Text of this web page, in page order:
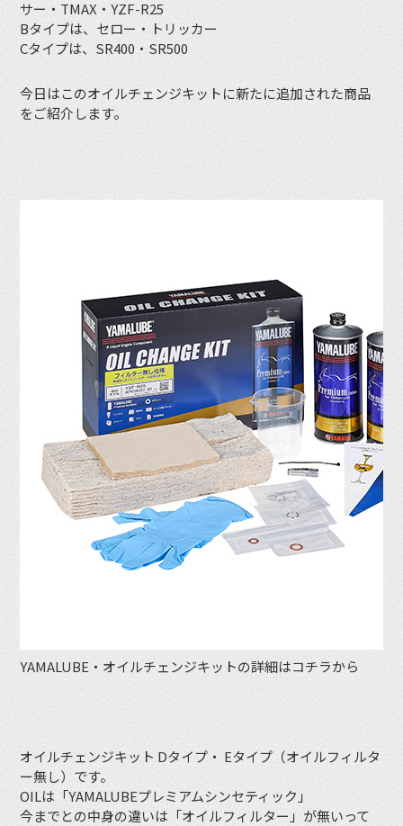
サー・TMAX・YZF-R25
Bタイプは、セロー・トリッカー
Cタイプは、SR400・SR500
今日はこのオイルチェンジキットに新たに追加された商品
をご紹介します。
YAMALUBE・オイルチェンジキットの詳細はコチラから
オイルチェンジキット Dタイプ・ Eタイプ（オイルフィルタ
ー無し）です。
OILは「YAMALUBEプレミアムシンセティック」
今までとの中身の違いは「オイルフィルター」が無いって